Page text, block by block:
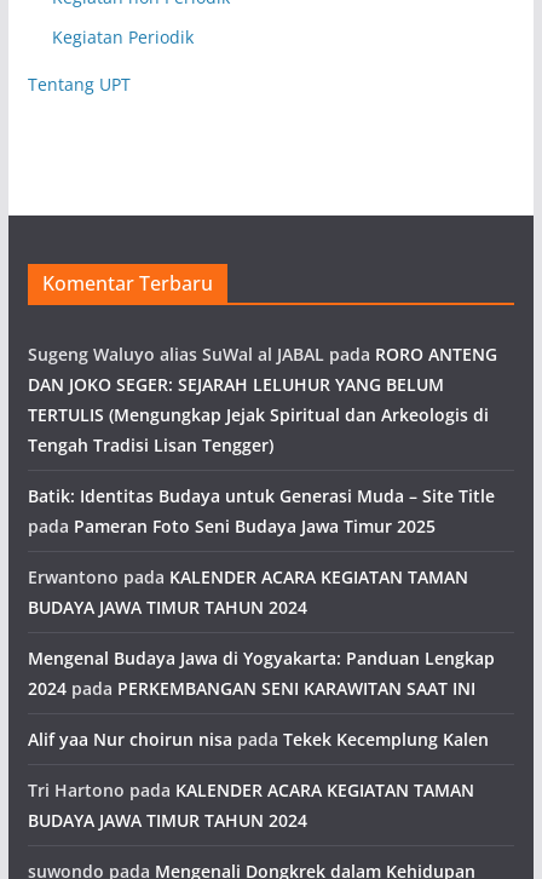
Kegiatan Periodik
Tentang UPT
Komentar Terbaru
Sugeng Waluyo alias SuWal al JABAL pada RORO ANTENG
DAN JOKO SEGER: SEJARAH LELUHUR YANG BELUM
TERTULIS (Mengungkap Jejak Spiritual dan Arkeologis di
Tengah Tradisi Lisan Tengger)
Batik: Identitas Budaya untuk Generasi Muda – Site Title
pada Pameran Foto Seni Budaya Jawa Timur 2025
Erwantono pada KALENDER ACARA KEGIATAN TAMAN
BUDAYA JAWA TIMUR TAHUN 2024
Mengenal Budaya Jawa di Yogyakarta: Panduan Lengkap
2024pada PERKEMBANGAN SENI KARAWITAN SAAT INI
Alif yaa Nur choirun nisa pada Tekek Kecemplung Kalen
Tri Hartono pada KALENDER ACARA KEGIATAN TAMAN
BUDAYA JAWA TIMUR TAHUN 2024
suwondo pada Mengenali Dongkrek dalam Kehidupan